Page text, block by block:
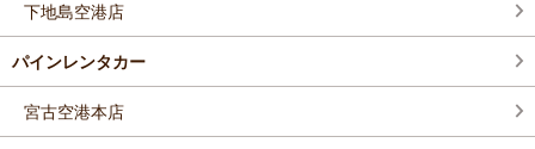
下地島空港店
パインレンタカー
宮古空港本店